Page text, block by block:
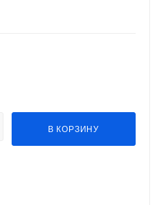
В КОРЗИНУ